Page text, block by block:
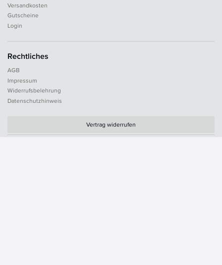
Versandkosten
Gutscheine
Login
Rechtliches
AGB
Impressum
Widerrufsbelehrung
Datenschutzhinweis
Vertrag widerrufen